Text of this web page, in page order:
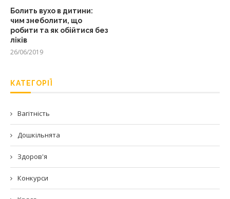
Болить вухо в дитини:
чим знеболити, що
робити та як обійтися без
ліків
26/06/2019
КАТЕГОРІЇ
Вагітність
Дошкільнята
Здоров'я
Конкурси